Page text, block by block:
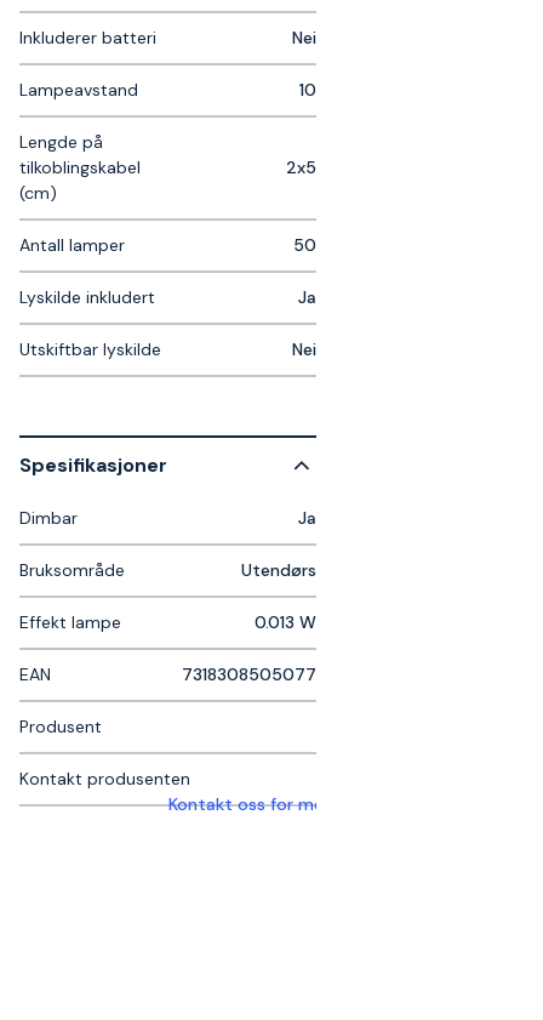
Inkluderer batteri Nei
Lampeavstand 10
Lengde på
tilkoblingskabel
(cm)
2x5
Antall lamper 50
Lyskilde inkludert Ja
Utskiftbar lyskilde Nei
Spesifikasjoner
Dimbar Ja
Bruksområde Utendørs
Effekt lampe 0.013 W
EAN 7318308505077
Produsent
Kontakt produsenten
Kontakt oss for mer informasjon